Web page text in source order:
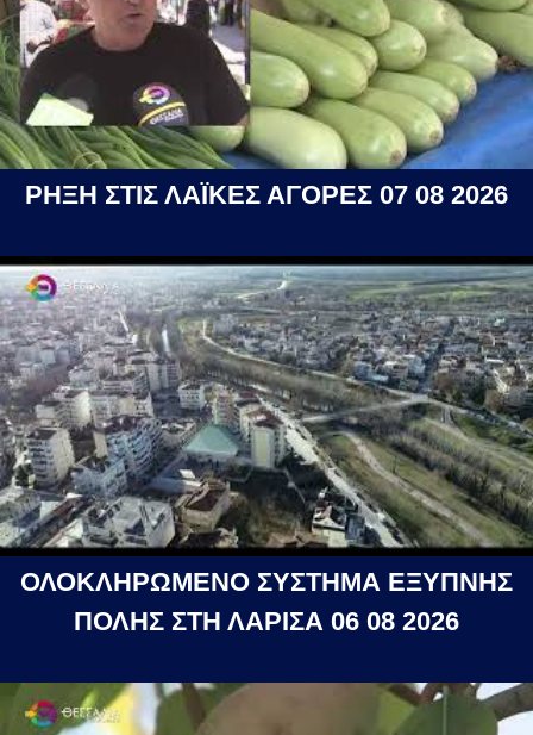
ΡΗΞΗ ΣΤΙΣ ΛΑΪΚΕΣ ΑΓΟΡΕΣ 07 08 2026
ΟΛΟΚΛΗΡΩΜΕΝΟ ΣΥΣΤΗΜΑ ΕΞΥΠΝΗΣ
ΠΟΛΗΣ ΣΤΗ ΛΑΡΙΣΑ 06 08 2026